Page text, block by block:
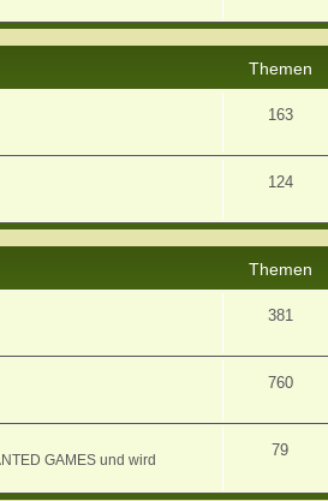
Themen
163
124
Themen
381
760
GAMES und wird
79